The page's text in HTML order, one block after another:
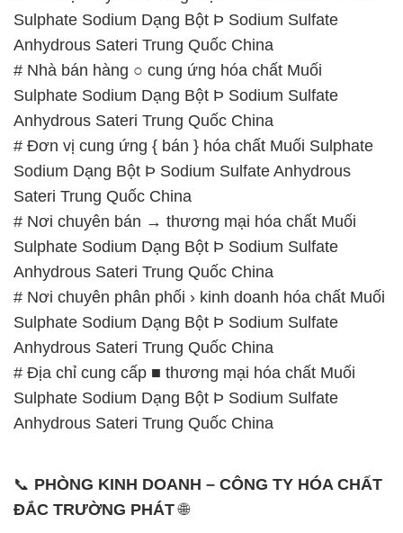
Anhydrous Sateri Trung Quốc China
# Đơn vị cung ứng { bán } hóa chất Muối Sulphate
Sodium Dạng Bột Þ Sodium Sulfate Anhydrous
Sateri Trung Quốc China
# Nơi chuyên bán → thương mại hóa chất Muối
Sulphate Sodium Dạng Bột Þ Sodium Sulfate
Anhydrous Sateri Trung Quốc China
# Nơi chuyên phân phối › kinh doanh hóa chất Muối
Sulphate Sodium Dạng Bột Þ Sodium Sulfate
Anhydrous Sateri Trung Quốc China
# Địa chỉ cung cấp ■ thương mại hóa chất Muối
Sulphate Sodium Dạng Bột Þ Sodium Sulfate
Anhydrous Sateri Trung Quốc China
📞PHÒNG KINH DOANH – CÔNG TY HÓA CHẤT
ĐẮC TRƯỜNG PHÁT🌐
🌐 Website: https://hoachatxulynuoc.com/
– 0933.920.505 – 028.3504.5555